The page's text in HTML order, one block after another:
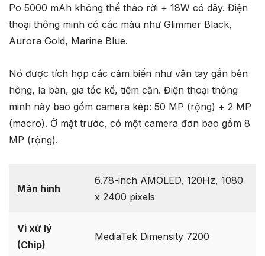
Po 5000 mAh không thể tháo rời + 18W có dây. Điện
thoại thông minh có các màu như Glimmer Black,
Aurora Gold, Marine Blue.
Nó được tích hợp các cảm biến như vân tay gắn bên
hông, la bàn, gia tốc kế, tiệm cận. Điện thoại thông
minh này bao gồm camera kép: 50 MP (rộng) + 2 MP
(macro). Ở mặt trước, có một camera đơn bao gồm 8
MP (rộng).
Màn hình
6.78-inch AMOLED, 120Hz, 1080
x 2400 pixels
Vi xử lý
(Chip)
MediaTek Dimensity 7200